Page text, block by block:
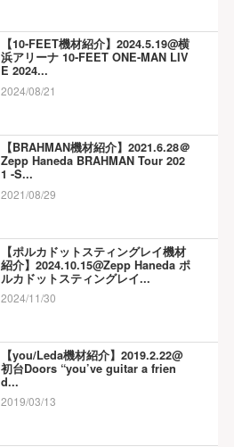
【10-FEET機材紹介】2024.5.19@横
浜アリーナ 10-FEET ONE-MAN LIV
E 2024...
2024/08/21
【BRAHMAN機材紹介】2021.6.28＠
Zepp Haneda BRAHMAN Tour 202
1 -S...
2021/08/29
【ポルカドットスティングレイ機材
紹介】2024.10.15@Zepp Haneda ポ
ルカドットスティングレイ...
2024/11/30
【you/Leda機材紹介】2019.2.22@
初台Doors “you’ve guitar a frien
d...
2019/03/13